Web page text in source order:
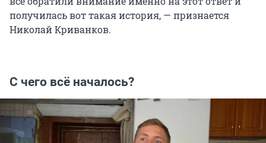
получилась вот такая история, — признается
Николай Криванков.
С чего всё началось?